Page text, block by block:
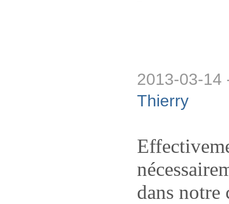
2013-03-14
Thierry
dans notre